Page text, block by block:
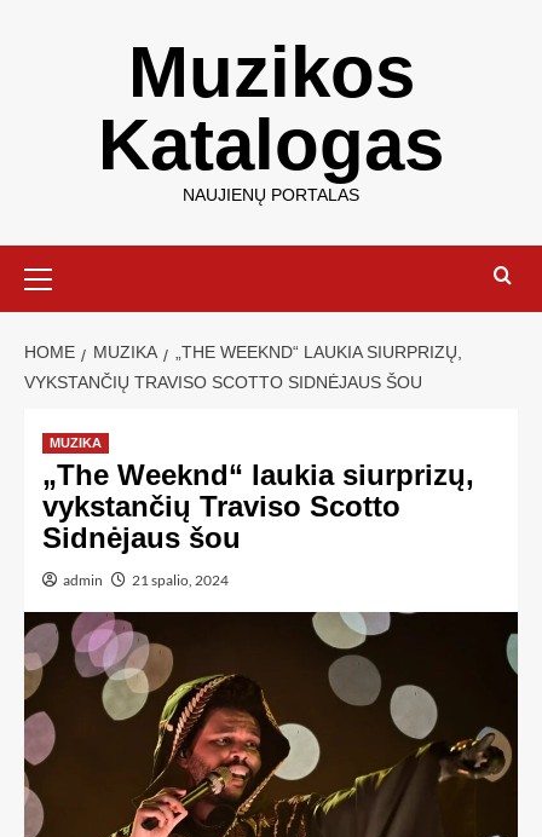
Muzikos
Katalogas
NAUJIENŲ PORTALAS
HOME MUZIKA
„THE WEEKND“ LAUKIA SIURPRIZŲ,
VYKSTANČIŲ TRAVISO SCOTTO SIDNĖJAUS ŠOU
MUZIKA
„The Weeknd“ laukia siurprizų,
vykstančių Traviso Scotto
Sidnėjaus šou
admin 21 spalio, 2024